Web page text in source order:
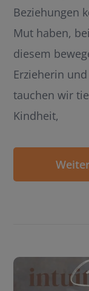
Beziehungen
Mut haben,
diesem
Erzieherin
tauchen wir
Kindheit,